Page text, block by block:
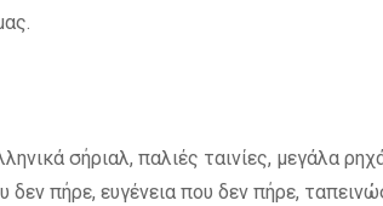
σήριαλ, παλιές ταινίες, μεγάλα
πήρε, ευγένεια που δεν πήρε,